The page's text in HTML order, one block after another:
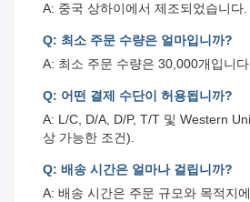
A: 중국 상하이에서 제조되었습니다.
Q: 최소 주문 수량은 얼마입니까?
A: 최소 주문 수량은 30,000개입니
Q: 어떤 결제 수단이 허용됩니까?
A: L/C, D/A, D/P, T/T 및 Western
상 가능한 조건).
Q: 배송 시간은 얼마나 걸립니까?
A: 배송 시간은 주문 규모와 목적지